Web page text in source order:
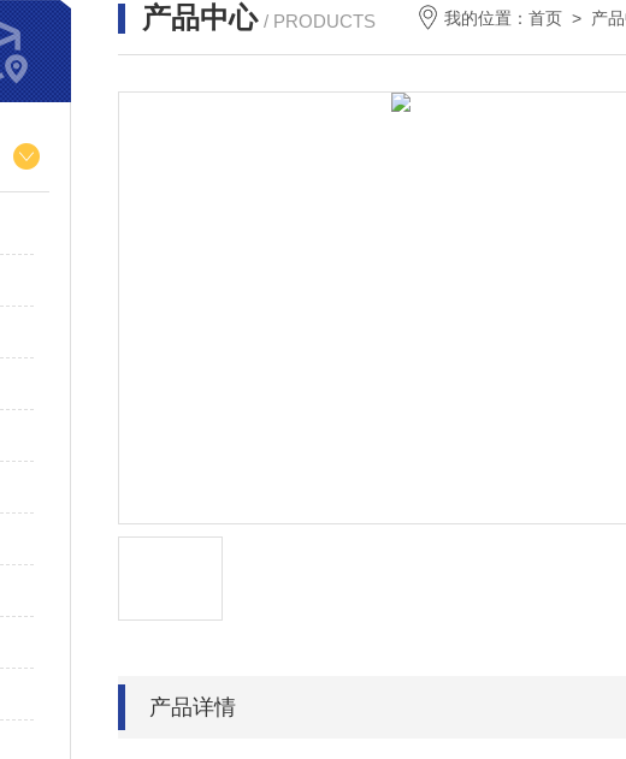
产品中心 / PRODUCTS 我的位置：首页 > 产
产品详情